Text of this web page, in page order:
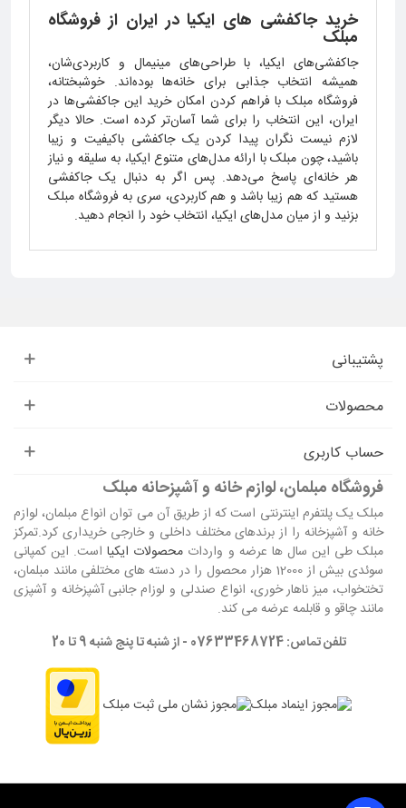
خرید جاکفشی های ایکیا در ایران از فروشگاه
مبلک
جاکفشی‌های ایکیا، با طراحی‌های مینیمال و کاربردی‌شان،
همیشه انتخاب جذابی برای خانه‌ها بوده‌اند. خوشبختانه،
فروشگاه مبلک با فراهم کردن امکان خرید این جاکفشی‌ها در
ایران، این انتخاب را برای شما آسان‌تر کرده است. حالا دیگر
لازم نیست نگران پیدا کردن یک جاکفشی باکیفیت و زیبا
باشید، چون مبلک با ارائه مدل‌های متنوع ایکیا، به سلیقه و نیاز
هر خانه‌ای پاسخ می‌دهد. پس اگر به دنبال یک جاکفشی
هستید که هم زیبا باشد و هم کاربردی، سری به فروشگاه مبلک
بزنید و از میان مدل‌های ایکیا، انتخاب خود را انجام دهید.
پشتیبانی
محصولات
حساب کاربری
فروشگاه مبلمان، لوازم خانه و آشپزحانه مبلک
مبلک یک پلتفرم اینترنتی است که از طریق آن می توان انواع مبلمان، لوازم
خانه و آشپزخانه را از برندهای مختلف داخلی و خارجی خریداری کرد.تمرکز
مبلک طی این سال ها عرضه و واردات محصولات ایکیااست. این کمپانی
سوئدی بیش از 12000 هزار محصول را در دسته های مختلفی مانند مبلمان،
تختخواب، میز ناهار خوری، انواع صندلی و لوزام جانبی آشپزخانه و آشپزی
مانند چاقو و قابلمه عرضه می کند.
تلفن تماس: 07633468724 - از شنبه تا پنج شنبه 9 تا 20